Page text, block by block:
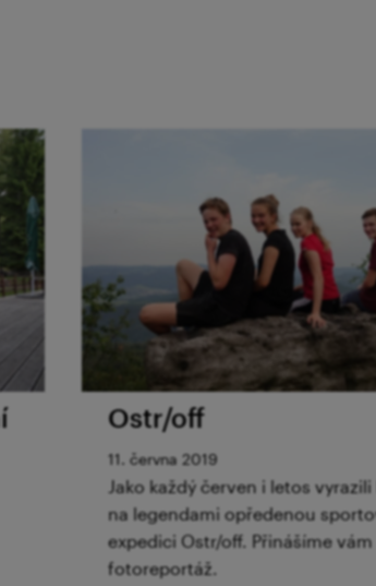
Ostr/off
11. června 2019
Jako každý červen i letos
na legendami opředenou
expedici Ostr/off. Přinášíme vám
fotoreportáž.